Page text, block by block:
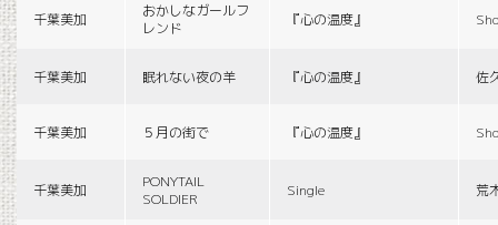
千葉美加
おかしなガールフ
レンド
『心の温度』
千葉美加 眠れない夜の羊 『心の温度』 佐
千葉美加 ５月の街で 『心の温度』
千葉美加
PONYTAIL
SOLDIER
Single 荒